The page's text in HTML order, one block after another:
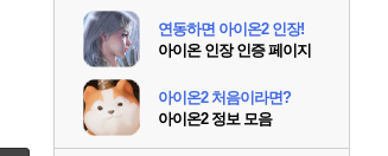
연동하면 아이온2 인장!
아이온 인장 인증 페이지
아이온2 처음이라면?
아이온2 정보 모음